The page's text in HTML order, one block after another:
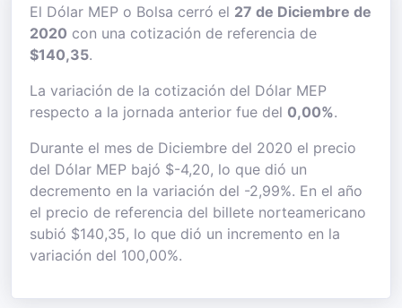
El Dólar MEP o Bolsa cerró el 27 de Diciembre de
2020 con una cotización de referencia de
$140,35.
La variación de la cotización del Dólar MEP
respecto a la jornada anterior fue del 0,00%.
Durante el mes de Diciembre del 2020 el precio
del Dólar MEP bajó $-4,20, lo que dió un
decremento en la variación del -2,99%. En el año
el precio de referencia del billete norteamericano
subió $140,35, lo que dió un incremento en la
variación del 100,00%.